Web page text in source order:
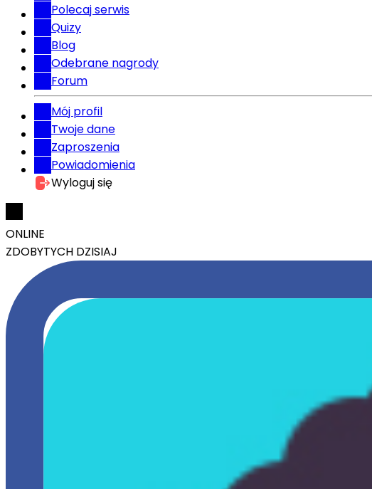
Polecaj serwis
Quizy
Blog
Odebrane nagrody
Forum
Mój profil
Twoje dane
Zaproszenia
Powiadomienia
Wyloguj się
ONLINE
ZDOBYTYCH DZISIAJ